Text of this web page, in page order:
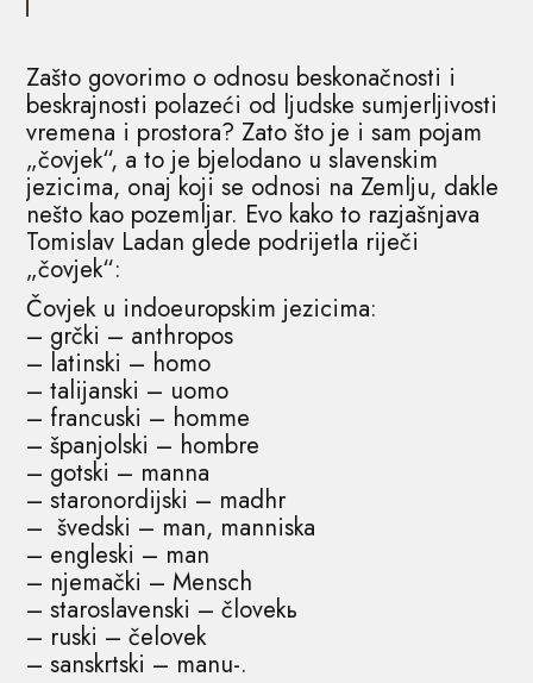
Zašto govorimo o odnosu beskonačnosti i
beskrajnosti polazeći od ljudske sumjerljivosti
vremena i prostora? Zato što je i sam pojam
„čovjek“, a to je bjelodano u slavenskim
jezicima, onaj koji se odnosi na Zemlju, dakle
nešto kao pozemljar. Evo kako to razjašnjava
Tomislav Ladan glede podrijetla riječi
„čovjek“:
Čovjek u indoeuropskim jezicima:
– grčki – anthropos
– latinski – homo
– talijanski – uomo
– francuski – homme
– španjolski – hombre
– gotski – manna
– staronordijski – madhr
– švedski – man, manniska
– engleski – man
– njemački – Mensch
– staroslavenski – človekь
– ruski – čelovek
– sanskrtski – manu-.